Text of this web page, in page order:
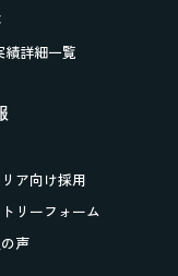
績詳細一覧
ア向け採用
リーフォーム
声